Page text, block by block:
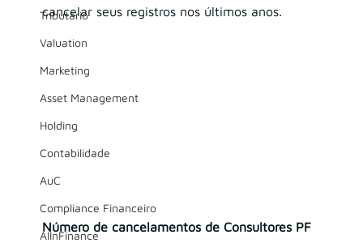
Tributário
Valuation
Marketing
Asset Management
Holding
Contabilidade
AuC
Compliance Financeiro
AIInFinance
cancelar seus registros nos últimos anos.
Número de cancelamentos de Consultores PF